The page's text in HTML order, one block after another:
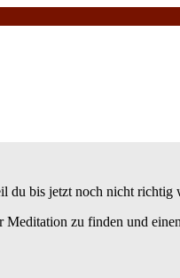
du bis jetzt noch nicht
zu finden und